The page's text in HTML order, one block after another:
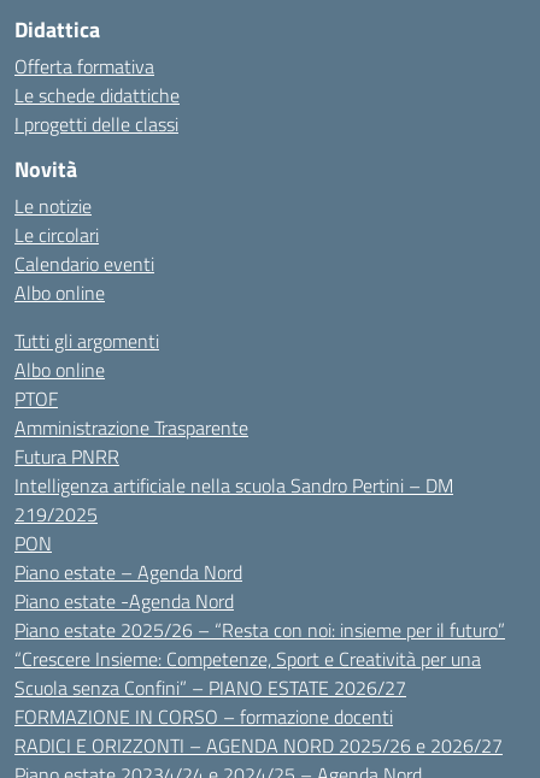
Didattica
Offerta formativa
Le schede didattiche
I progetti delle classi
Novità
Le notizie
Le circolari
Calendario eventi
Albo online
Tutti gli argomenti
Albo online
PTOF
Amministrazione Trasparente
Futura PNRR
Intelligenza artificiale nella scuola Sandro Pertini – DM
219/2025
PON
Piano estate – Agenda Nord
Piano estate -Agenda Nord
Piano estate 2025/26 – “Resta con noi: insieme per il futuro”
“Crescere Insieme: Competenze, Sport e Creatività per una
Scuola senza Confini” – PIANO ESTATE 2026/27
FORMAZIONE IN CORSO – formazione docenti
RADICI E ORIZZONTI – AGENDA NORD 2025/26 e 2026/27